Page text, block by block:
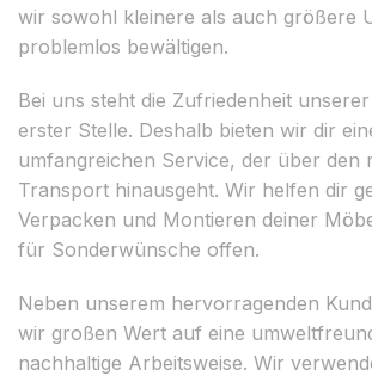
wir sowohl kleinere als auch größere
problemlos bewältigen.
Bei uns steht die Zufriedenheit
erster Stelle. Deshalb bieten wir dir
umfangreichen Service, der über den
Transport hinausgeht. Wir helfen dir
Verpacken und Montieren deiner
für Sonderwünsche offen.
Neben unserem hervorragenden
wir großen Wert auf eine
nachhaltige Arbeitsweise. Wir